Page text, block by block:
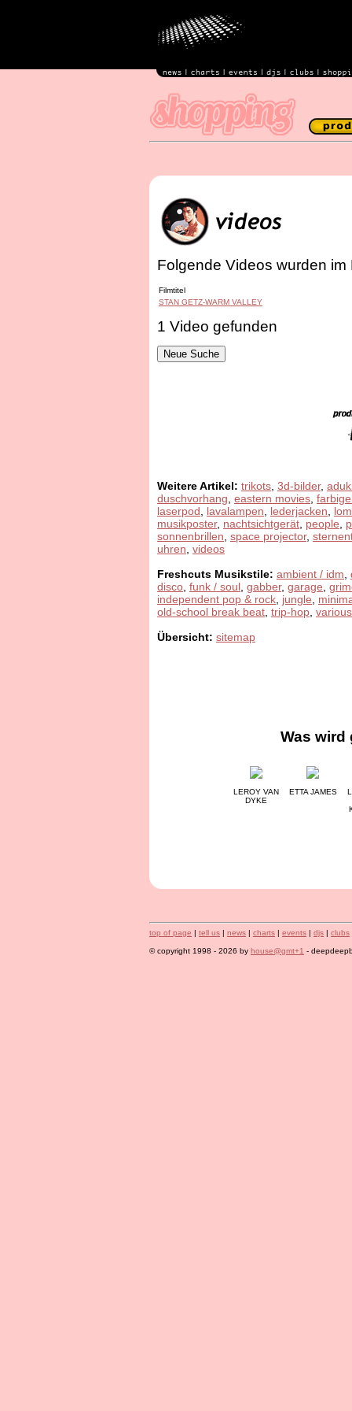
Folgende Videos wurden
Filmtitel
STAN GETZ-WARM VALLEY
1 Video gefunden
Weitere Artikel: trikots 3d-bilder,
duschvorhang eastern movies
laserpod
lavalampen lederjacken
musikposter, nachtsichtgerät people
sonnenbrillen space projector,
uhren videos
Freshcuts Musikstile: ambient / idm
disco funk / soul gabber, garage
independent pop & rock jungle
old-school break beat trip-hop
Übersicht: sitemap
Was wird
LEROY VAN
DYKE
ETTA JAMES
top of page | tell us | news | charts | events | djs | clubs
© copyright 1998 - 2026 by house@gmt+1 -